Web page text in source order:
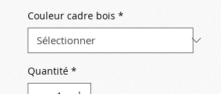
Couleur cadre bois *
Quantité *